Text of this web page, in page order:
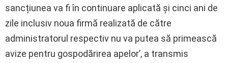
sancțiunea va fi în continuare aplicată și cinci ani de
zile inclusiv noua firmă realizată de către
administratorul respectiv nu va putea să primească
avize pentru gospodărirea apelor’, a transmis